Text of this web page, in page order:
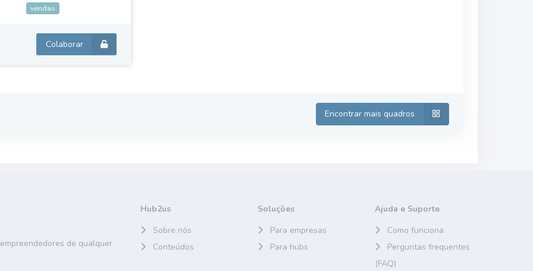
vendas
Colaborar
Encontrar mais quadros
de qualquer
Hub2us
Sobre nós
Conteúdos
Soluções
Para empresas
Para hubs
Ajuda e Suporte
Como funciona
Perguntas frequentes
(FAQ)